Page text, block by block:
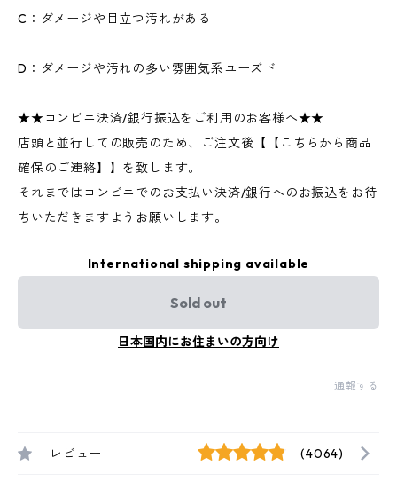
C：ダメージや目立つ汚れがある
D：ダメージや汚れの多い雰囲気系ユーズド
★★コンビニ決済/銀行振込をご利用のお客様へ★★
店頭と並行しての販売のため、ご注文後【【こちらから商品
確保のご連絡】】を致します。
それまではコンビニでのお支払い決済/銀行へのお振込をお待
ちいただきますようお願いします。
International shipping available
Sold out
日本国内にお住まいの方向け
通報する
レビュー (4064)